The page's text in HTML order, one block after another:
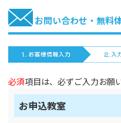
お問い合わせ・無料
必須項目は、必ずご入力お願
お申込教室